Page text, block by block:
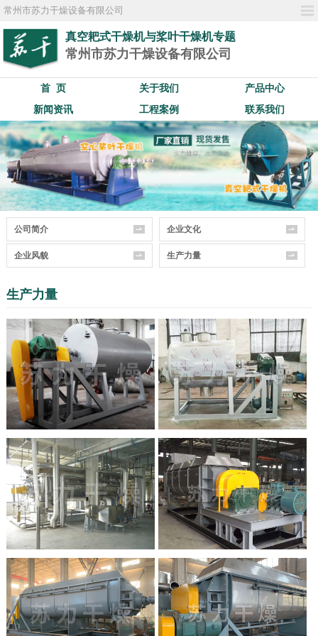
常州市苏力干燥设备有限公司
真空耙式干燥机与桨叶干燥机专题
常州市苏力干燥设备有限公司
首 页 关于我们
产品中心
新闻资讯
工程案例 联系我们
公司简介 企业文化
企业风貌 生产力量
生产力量